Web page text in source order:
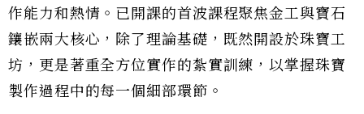
作能力和熱情。已開課的首波課程聚焦金工與寶石
鑲嵌兩大核心，除了理論基礎，既然開設於珠寶工
坊，更是著重全方位實作的紮實訓練，以掌握珠寶
製作過程中的每一個細部環節。